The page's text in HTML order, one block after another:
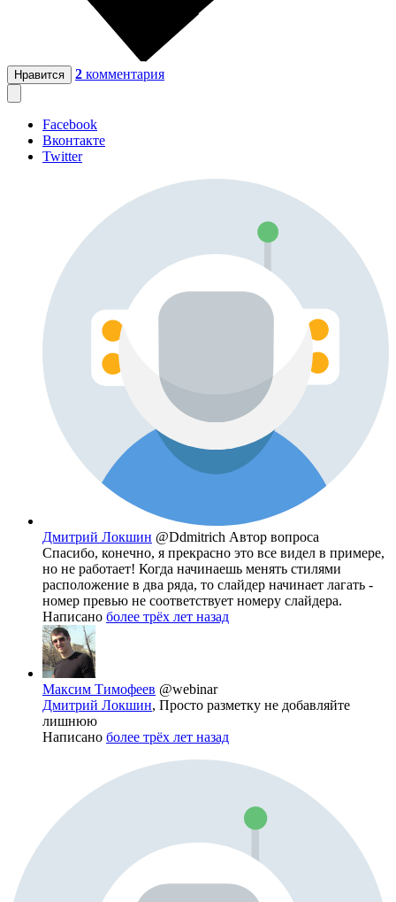
Нравится 2 комментария
Facebook
Вконтакте
Twitter
Дмитрий Локшин @Ddmitrich Автор вопроса
Спасибо, конечно, я прекрасно это все видел в примере,
но не работает! Когда начинаешь менять стилями
расположение в два ряда, то слайдер начинает лагать -
номер превью не соответствует номеру слайдера.
Написано более трёх лет назад
Максим Тимофеев @webinar
Дмитрий Локшин, Просто разметку не добавляйте
лишнюю
Написано более трёх лет назад